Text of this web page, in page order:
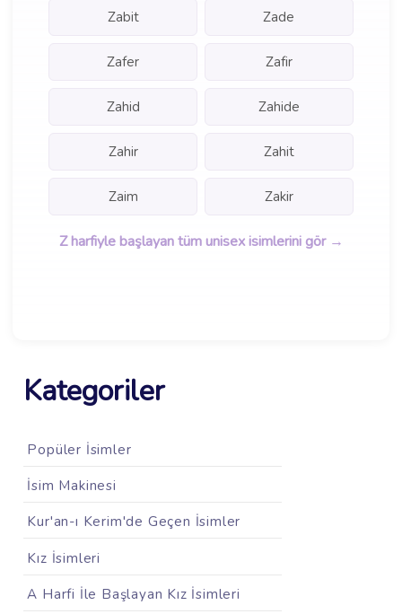
Zabit Zade
Zafer Zafir
Zahid Zahide
Zahir Zahit
Zaim Zakir
Z harfiyle başlayan tüm unisex isimlerini gör →
Kategoriler
Popüler İsimler
İsim Makinesi
Kur'an-ı Kerim'de Geçen İsimler
Kız İsimleri
A Harfi İle Başlayan Kız İsimleri